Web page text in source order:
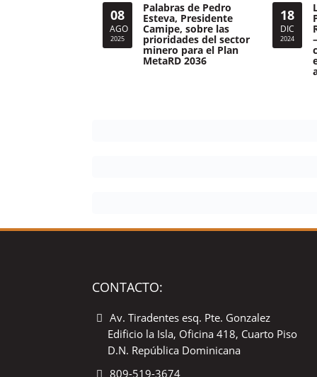
08
AGO
2025
Palabras de Pedro
Esteva, Presidente
Camipe, sobre las
prioridades del sector
minero para el Plan
MetaRD 2036
18
DIC
2024
CONTACTO:
Av. Tiradentes esq. Pte. Gonzalez
Edificio la Isla, Oficina 418, Cuarto Piso
D.N. República Dominicana
809-519-3674